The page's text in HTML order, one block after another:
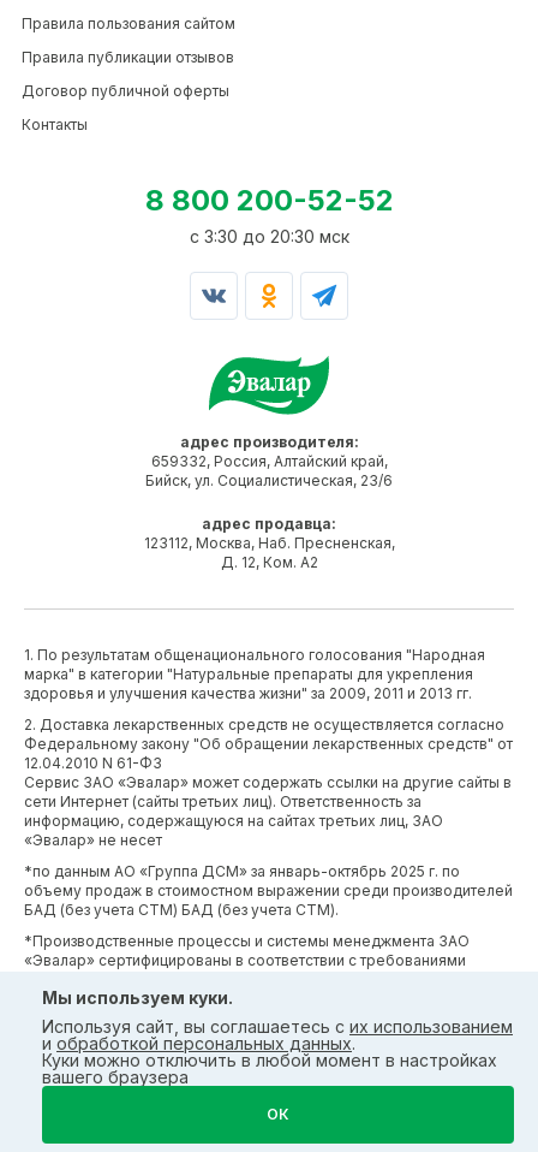
адрес производителя:
659332, Россия, Алтайский край,
Бийск, ул. Социалистическая, 23/6
адрес продавца:
123112, Москва, Наб. Пресненская,
Д. 12, Ком. А2
Правила пользования сайтом
Правила публикации отзывов
Договор публичной оферты
Контакты
8 800 200-52-52
c 3:30 до 20:30 мск
1. По результатам общенационального голосования "Народная
марка" в категории "Натуральные препараты для укрепления
здоровья и улучшения качества жизни" за 2009, 2011 и 2013 гг.
2. Доставка лекарственных средств не осуществляется согласно
Федеральному закону "Об обращении лекарственных средств" от
12.04.2010 N 61-ФЗ
Сервис ЗАО «Эвалар» может содержать ссылки на другие сайты в
сети Интернет (сайты третьих лиц). Ответственность за
информацию, содержащуюся на сайтах третьих лиц, ЗАО
«Эвалар» не несет
*по данным АО «Группа ДСМ» за январь-октябрь 2025 г. по
объему продаж в стоимостном выражении среди производителей
БАД (без учета СТМ) БАД (без учета СТМ).
*Производственные процессы и системы менеджмента ЗАО
«Эвалар» сертифицированы в соответствии с требованиями
Мы используем куки.
Используя сайт, вы соглашаетесь с их использованием
и обработкой персональных данных.
Куки можно отключить в любой момент в настройках
вашего браузера
ОК